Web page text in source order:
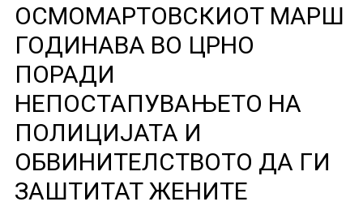
ОСМОМАРТОВСКИОТ МАРШ
ГОДИНАВА ВО ЦРНО
ПОРАДИ
НЕПОСТАПУВАЊЕТО НА
ПОЛИЦИЈАТА И
ОБВИНИТЕЛСТВОТО ДА ГИ
ЗАШТИТАТ ЖЕНИТЕ